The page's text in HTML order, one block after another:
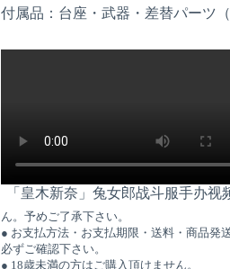
付属品：台座・武器・差替パーツ（
「皇木新奈」兔女郎战斗服手办视
ん。予めご了承下さい。
● お支払方法・お支払期限・送料・商品発
必ずご確認下さい。
● 18歳未満の方はご購入頂けません。